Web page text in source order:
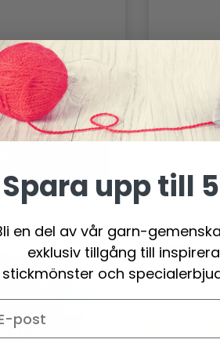
ARMONIA
/ 25% Silke
119.00 SEK
08/2026
85%
-19%
Spara upp till
en del av vår garn-
exklusiv tillgång till
stickmönster och